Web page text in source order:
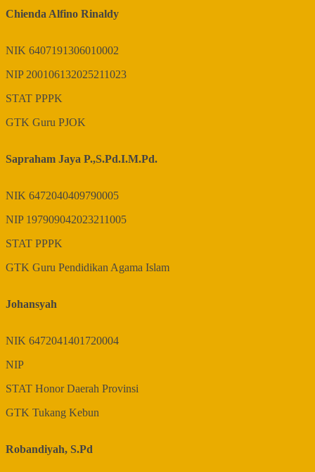
Chienda Alfino Rinaldy
NIK 6407191306010002
NIP 200106132025211023
STAT PPPK
GTK Guru PJOK
Sapraham Jaya P.,S.Pd.I.M.Pd.
NIK 6472040409790005
NIP 197909042023211005
STAT PPPK
GTK Guru Pendidikan Agama Islam
Johansyah
NIK 6472041401720004
NIP
STAT Honor Daerah Provinsi
GTK Tukang Kebun
Robandiyah, S.Pd